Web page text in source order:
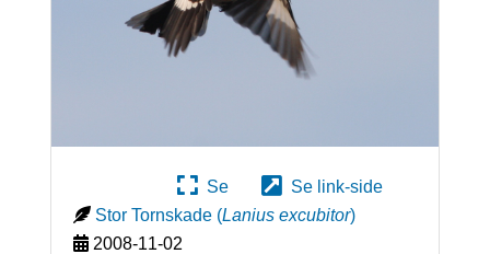
Se
Se link-side
Stor Tornskade (Lanius excubitor)
2008-11-02